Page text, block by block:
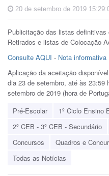
20 de setembro de 2019
Publicitação das listas
Retirados e listas de Colocação
Consulte AQUI - Nota informativa
Aplicação da aceitação
dia 23 de setembro, até às 23:59
setembro de 2019 (hora de
Pré-Escolar
1º Ciclo Ensino
2º CEB - 3º CEB - Secundário
Concursos
Quadros e
Todas as Notícias